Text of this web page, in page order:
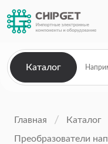
Каталог
Главная Каталог
Преобразователи